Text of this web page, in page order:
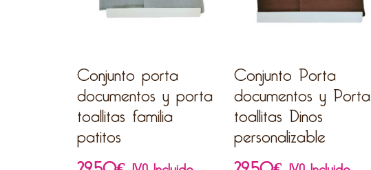
Conjunto porta
documentos y porta
toallitas familia
patitos
Conjunto Porta
documentos y Porta
toallitas Dinos
personalizable